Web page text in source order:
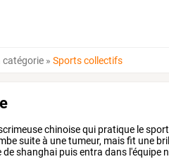
catégorie »Sports collectifs
chinoisequi pratique lesport
suiteà unetumeur, maisfit une
deshanghai puisentra dans l'équipe